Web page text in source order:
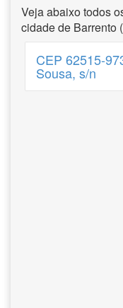
Veja abaixo todos
cidade de Barrento
CEP 62515-
Sousa, s/n